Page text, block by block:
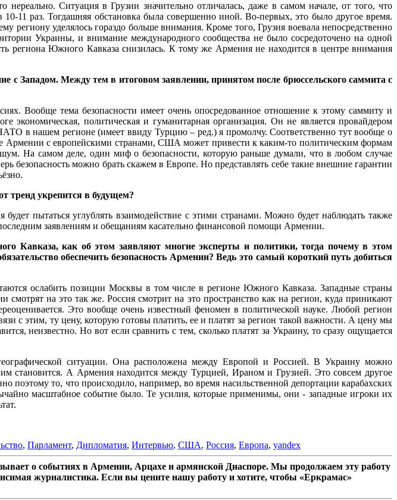
Ситуация в Грузии значительно отличалась, даже в самом начале, от того, что
11 раз. Тогдашняя обстановка была совершенно иной. Во-первых, это было другое время.
региону уделялось гораздо больше внимания. Кроме того, Грузия воевала непосредственно
Украины, и внимание международного сообщества не было сосредоточено на одной
региона Южного Кавказа снизилась. К тому же Армения не находится в центре внимания
с Западом. Между тем в итоговом заявлении, принятом после брюссельского саммита с
Вообще тема безопасности имеет очень опосредованное отношение к этому саммиту и
политическая и гуманитарная организация. Он не является провайдером
в нашем регионе (имеет ввиду Турцию – ред.) я промолчу. Соответственно тут вообще о
Армении с европейскими странами, США может привести к каким-то политическим формам
На самом деле, один миф о безопасности, которую раньше думали, что в любом случае
безопасность можно брать скажем в Европе. Но представлять себе такие внешние гарантии
тренд укрепится в будущем?
пытаться углублять взаимодействие с этими странами. Можно будет наблюдать также
заявлениям и обещаниям касательно финансовой помощи Армении.
Кавказа, как об этом заявляют многие эксперты и политики, тогда почему в этом
обеспечить безопасность Армении? Ведь это самый короткий путь добиться
ослабить позиции Москвы в том числе в регионе Южного Кавказа. Западные страны
смотрят на это так же. Россия смотрит на это пространство как на регион, куда приникают
Это вообще очень известный феномен в политической науке. Любой регион
с этим, ту цену, которую готовы платить, ее и платят за регион такой важности. А цену мы
неизвестно. Но вот если сравнить с тем, сколько платят за Украину, то сразу ощущается
ситуации. Она расположена между Европой и Россией. В Украину можно
становится. А Армения находится между Турцией, Ираном и Грузией. Это совсем другое
поэтому то, что происходило, например, во время насильственной депортации карабахских
масштабное событие было. Те усилия, которые применимы, они - западные игроки их
, Парламент, Дипломатия, Интервью, США, Россия, Европа, yandex
о событиях в Армении, Арцахе и армянской Диаспоре. Мы продолжаем эту работу
журналистика. Если вы цените нашу работу и хотите, чтобы «Еркрамас»